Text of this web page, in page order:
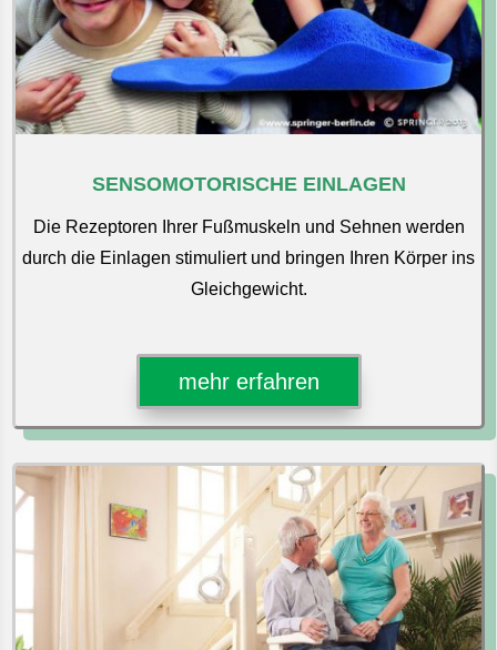
SENSOMOTORISCHE EINLAGEN
Die Rezeptoren Ihrer Fußmuskeln und Sehnen werden
durch die Einlagen stimuliert und bringen Ihren Körper ins
Gleichgewicht.
mehr erfahren